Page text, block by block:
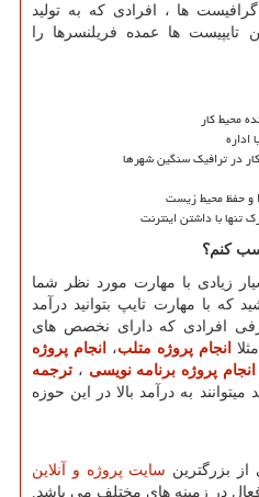
ها ، افرادی که به تولید
ها عمده فریلنسرها را
محیط کار
در ترافیک سنگین شهرها
و حفظ محیط زیست
تنها با داشتن اینترنت
کنم؟
زیادی با مهارت مورد نظر شما
که با مهارت تایپ بتوانید درآمد
افرادی که دارای نخصص های
انجام پروژه متلب،
انجام پروژه
انجام پروژه برنامه نویسی ، ترجمه
میتوانند به درآمد بالا در این حوزه
بزرگترین سایت پروژه و آنلاین
در زمینه های مختلف می باشد.